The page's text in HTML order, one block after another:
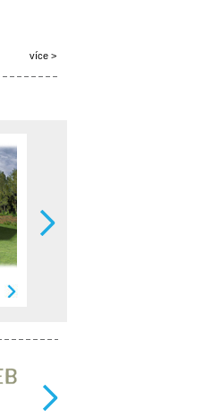
více >
naše stavby na webu